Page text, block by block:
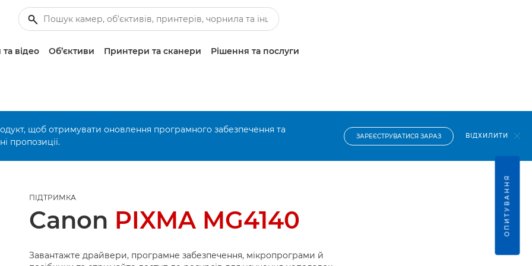
відео Об’єктиви Принтери та сканери Рішення та послуги
щоб отримувати оновлення програмного забезпечення та
пропозиції.
ЗАРЕЄСТРУВАТИСЯ ЗАРАЗ ВІДХИЛИТИ
ПІДТРИМКА
Canon PIXMA MG4140
Завантажте драйвери, програмне забезпечення, мікропрограми й
ОПИТУВАННЯ